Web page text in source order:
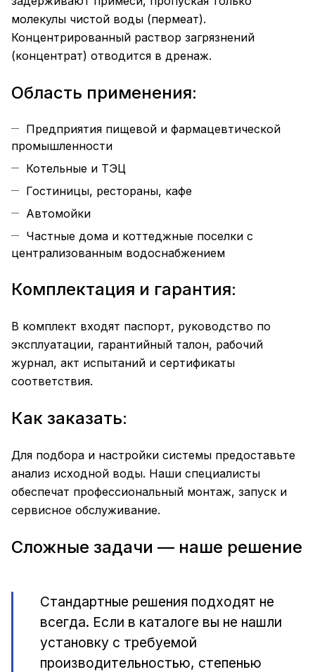
молекулы чистой воды (пермеат).
Концентрированный раствор загрязнений
(концентрат) отводится в дренаж.
Область применения:
Предприятия пищевой и фармацевтической
промышленности
Котельные и ТЭЦ
Гостиницы, рестораны, кафе
Автомойки
Частные дома и коттеджные поселки с
централизованным водоснабжением
Комплектация и гарантия:
В комплект входят паспорт, руководство по
эксплуатации, гарантийный талон, рабочий
журнал, акт испытаний и сертификаты
соответствия.
Как заказать:
Для подбора и настройки системы предоставьте
анализ исходной воды. Наши специалисты
обеспечат профессиональный монтаж, запуск и
сервисное обслуживание.
Сложные задачи — наше решение
Стандартные решения подходят не
всегда. Если в каталоге вы не нашли
установку с требуемой
производительностью, степенью